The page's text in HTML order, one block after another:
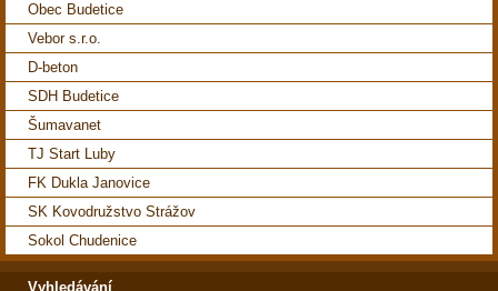
Obec Budetice
Vebor s.r.o.
D-beton
SDH Budetice
Šumavanet
TJ Start Luby
FK Dukla Janovice
SK Kovodružstvo Strážov
Sokol Chudenice
Vyhledávání